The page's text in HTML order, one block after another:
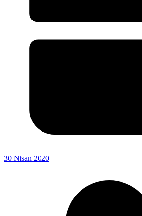
30 Nisan 2020